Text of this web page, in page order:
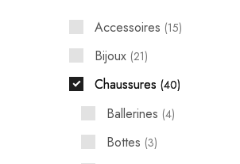
Accessoires 15
Bijoux 21
Chaussures 40
Ballerines 4
Bottes 3